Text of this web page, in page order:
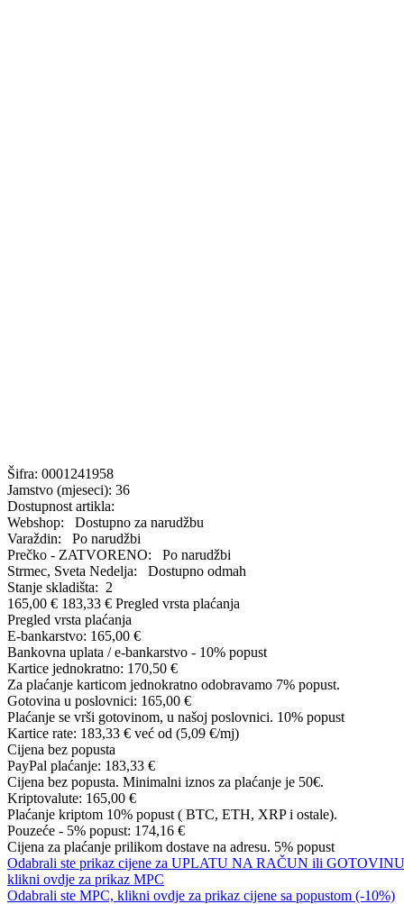
Šifra: 0001241958
Jamstvo (mjeseci): 36
Dostupnost artikla:
Webshop:
Dostupno za narudžbu
Varaždin:
Po narudžbi
Prečko - ZATVORENO:
Po narudžbi
Strmec, Sveta Nedelja:
Dostupno odmah
Stanje skladišta: 2
165,00 € 183,33 € Pregled vrsta plaćanja
Pregled vrsta plaćanja
E-bankarstvo: 165,00 €
Bankovna uplata / e-bankarstvo - 10% popust
Kartice jednokratno: 170,50 €
Za plaćanje karticom jednokratno odobravamo 7% popust.
Gotovina u poslovnici: 165,00 €
Plaćanje se vrši gotovinom, u našoj poslovnici. 10% popust
Kartice rate: 183,33 € već od (5,09 €/mj)
Cijena bez popusta
PayPal plaćanje: 183,33 €
Cijena bez popusta. Minimalni iznos za plaćanje je 50€.
Kriptovalute: 165,00 €
Plaćanje kriptom 10% popust ( BTC, ETH, XRP i ostale).
Pouzeće - 5% popust: 174,16 €
Cijena za plaćanje prilikom dostave na adresu. 5% popust
Odabrali ste prikaz cijene za UPLATU NA RAČUN ili
klikni ovdje za prikaz MPC
Odabrali ste MPC, klikni ovdje za prikaz cijene sa popustom (-10%)